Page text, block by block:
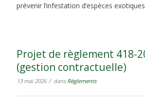
prévenir l’infestation d’espèces
Projet de règlement 418-
(gestion contractuelle)
13 mai 2026 / dans Règlements